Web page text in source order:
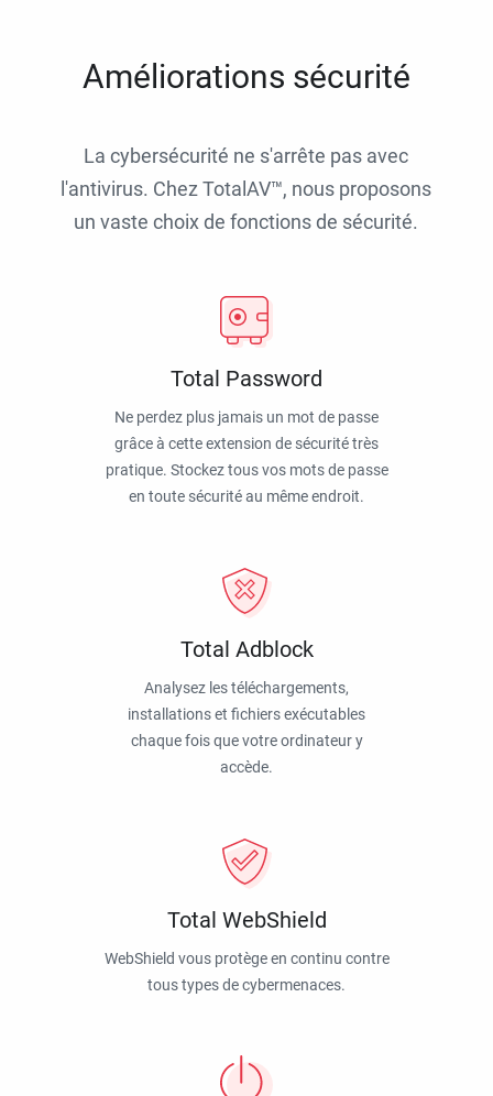
Améliorations sécurité
La cybersécurité ne s'arrête pas avec
l'antivirus. Chez TotalAV™, nous proposons
un vaste choix de fonctions de sécurité.
Total Password
Ne perdez plus jamais un mot de passe
grâce à cette extension de sécurité très
pratique. Stockez tous vos mots de passe
en toute sécurité au même endroit.
Total Adblock
Analysez les téléchargements,
installations et fichiers exécutables
chaque fois que votre ordinateur y
accède.
Total WebShield
WebShield vous protège en continu contre
tous types de cybermenaces.